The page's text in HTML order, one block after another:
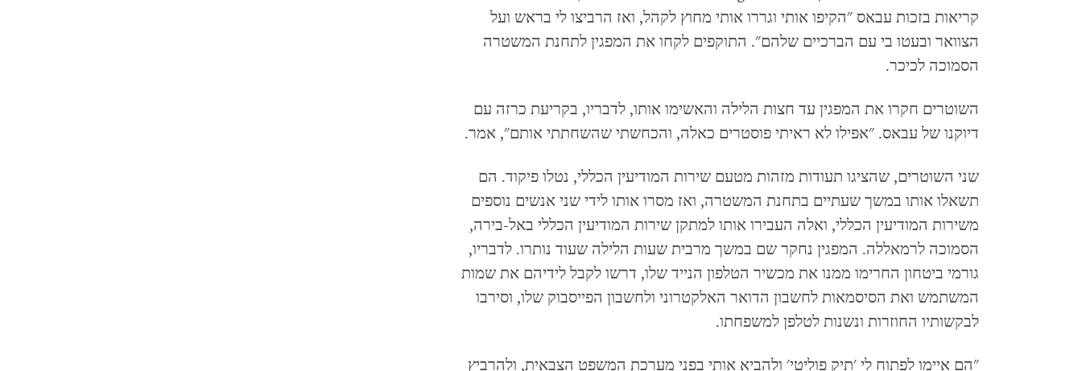
קריאות בזכות עבאס "הקיפו אותי וגררו אותי מחוץ לקהל, ואז הרביצו לי בראש ועל
הצוואר ובעטו בי עם הברכיים שלהם". התוקפים לקחו את המפגין לתחנת המשטרה
הסמוכה לכיכר.
השוטרים חקרו את המפגין עד חצות הלילה והאשימו אותו, לדבריו, בקריעת כרזה עם
דיוקנו של עבאס. "אפילו לא ראיתי פוסטרים כאלה, והכחשתי שהשחתתי אותם", אמר.
שני השוטרים, שהציגו תעודות מזהות מטעם שירות המודיעין הכללי, נטלו פיקוד. הם
תשאלו אותו במשך שעתיים בתחנת המשטרה, ואז מסרו אותו לידי שני אנשים נוספים
משירות המודיעין הכללי, ואלה העבירו אותו למתקן שירות המודיעין הכללי באל-בירה,
הסמוכה לרמאללה. המפגין נחקר שם במשך מרבית שעות הלילה שעוד נותרו. לדבריו,
גורמי ביטחון החרימו ממנו את מכשיר הטלפון הנייד שלו, דרשו לקבל לידיהם את שמות
המשתמש ואת הסיסמאות לחשבון הדואר האלקטרוני ולחשבון הפייסבוק שלו, וסירבו
לבקשותיו החוזרות ונשנות לטלפן למשפחתו.
"הם איימו לפתוח לי 'תיק פוליטי' ולהביא אותי בפני מערכת המשפט הצבאית, ולהרביץ